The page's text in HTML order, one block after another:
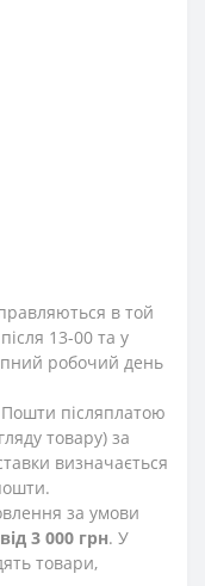
в той
13-00 та у
робочий день
Пошти післяплатою
товару) за
визначається
за умови
від 3 000 грн. У
товари,